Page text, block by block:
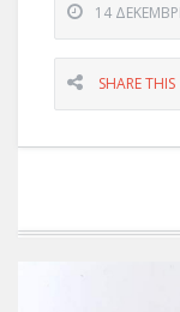
14
SHARE THIS